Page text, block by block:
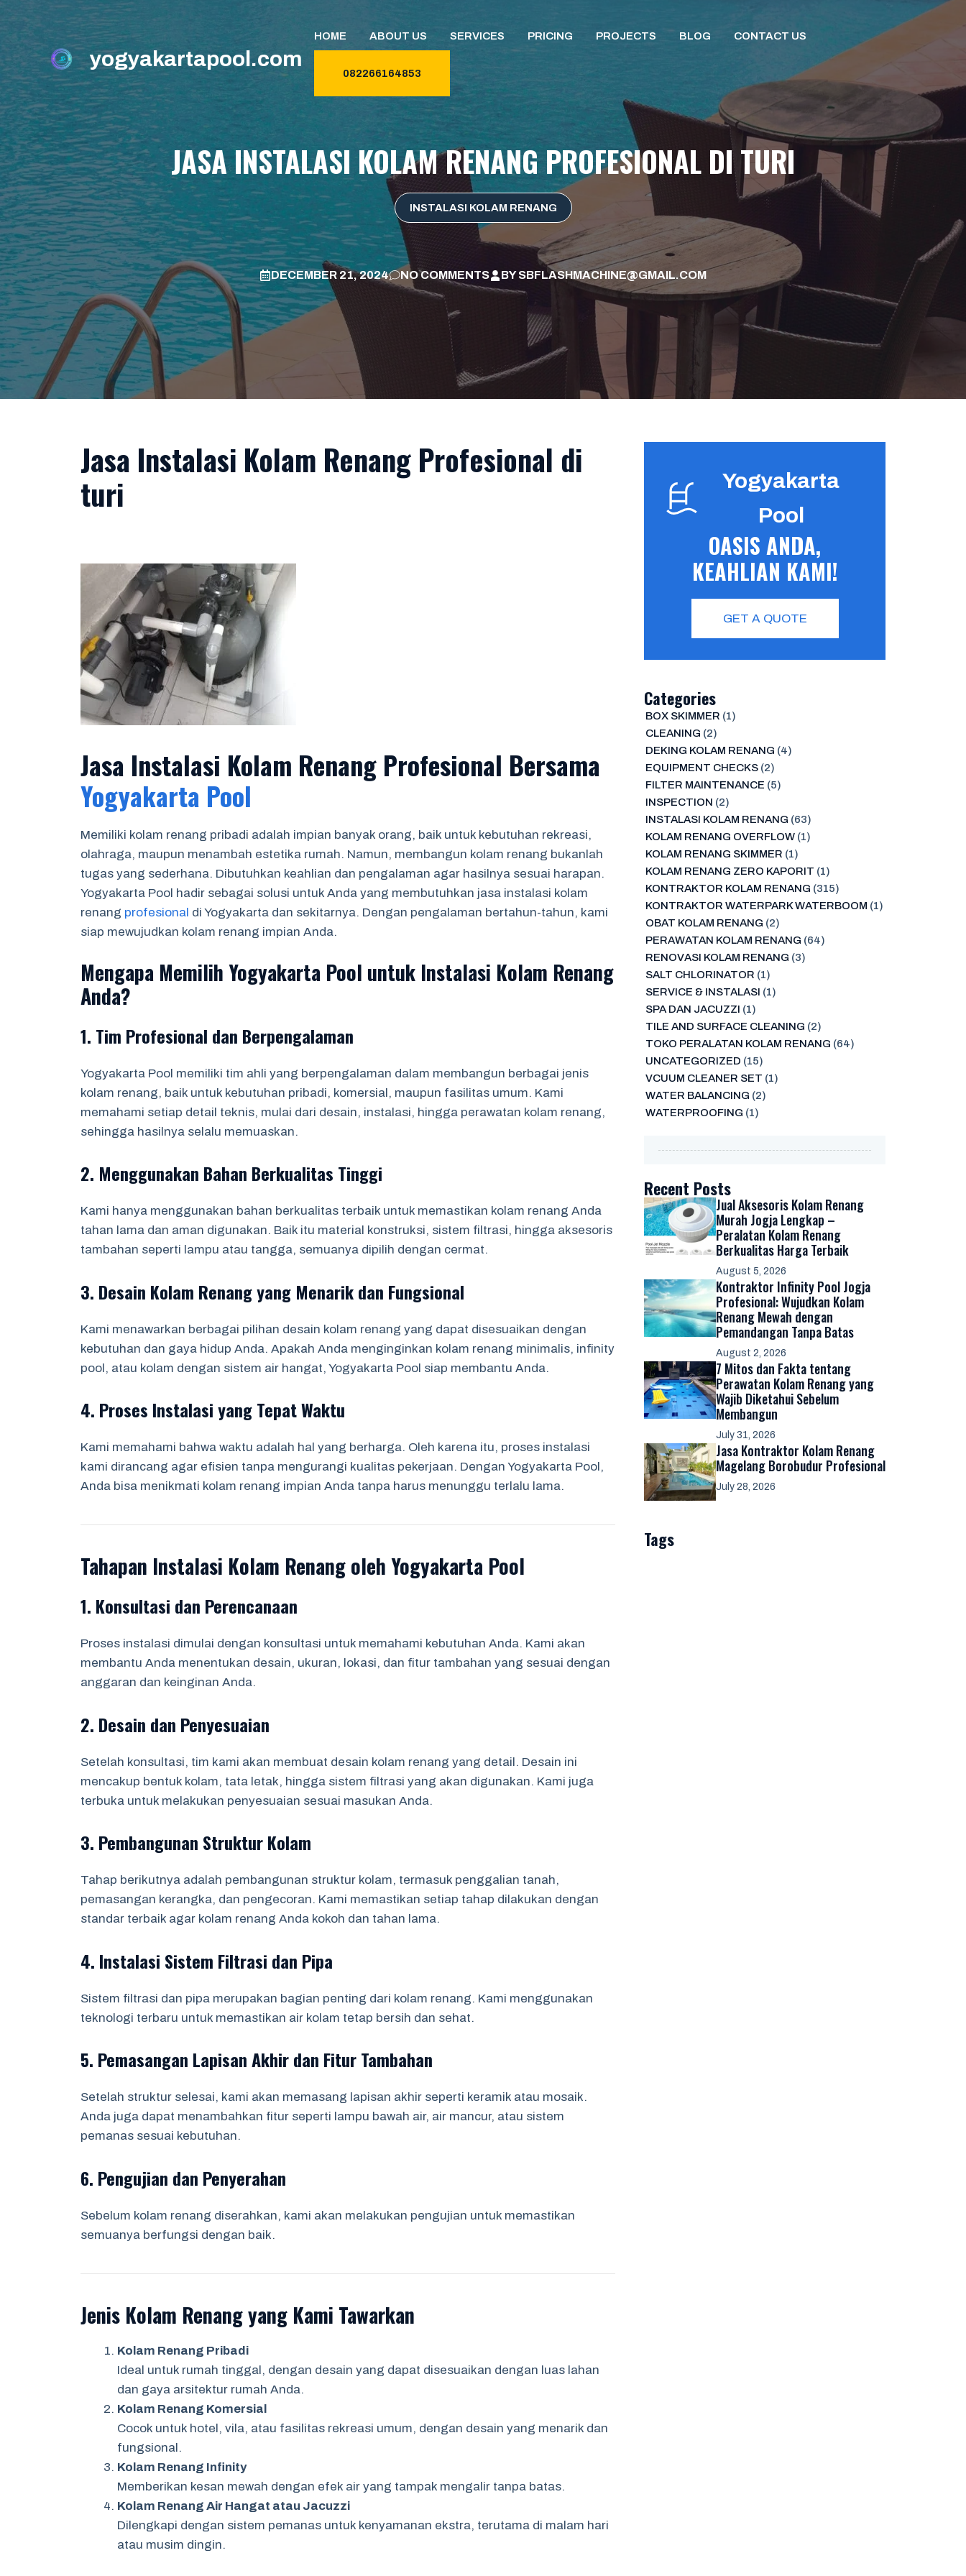
Skip
to
content
yogyakartapool.com
HOME ABOUT US SERVICES PRICING PROJECTS BLOG CONTACT US
082266164853
JASA INSTALASI KOLAM RENANG PROFESIONAL DI TURI
INSTALASI KOLAM RENANG
DECEMBER 21, 2024 NO COMMENTS BYSBFLASHMACHINE@GMAIL.COM
Jasa Instalasi Kolam Renang Profesional di
turi
Jasa Instalasi Kolam Renang Profesional Bersama
Yogyakarta Pool
Memiliki kolam renang pribadi adalah impian banyak orang, baik untuk kebutuhan rekreasi,
olahraga, maupun menambah estetika rumah. Namun, membangun kolam renang bukanlah
tugas yang sederhana. Dibutuhkan keahlian dan pengalaman agar hasilnya sesuai harapan.
Yogyakarta Pool hadir sebagai solusi untuk Anda yang membutuhkan jasa instalasi kolam
renang profesional di Yogyakarta dan sekitarnya. Dengan pengalaman bertahun-tahun, kami
siap mewujudkan kolam renang impian Anda.
Mengapa Memilih Yogyakarta Pool untuk Instalasi Kolam Renang
Anda?
1. Tim Profesional dan Berpengalaman
Yogyakarta Pool memiliki tim ahli yang berpengalaman dalam membangun berbagai jenis
kolam renang, baik untuk kebutuhan pribadi, komersial, maupun fasilitas umum. Kami
memahami setiap detail teknis, mulai dari desain, instalasi, hingga perawatan kolam renang,
sehingga hasilnya selalu memuaskan.
2. Menggunakan Bahan Berkualitas Tinggi
Kami hanya menggunakan bahan berkualitas terbaik untuk memastikan kolam renang Anda
tahan lama dan aman digunakan. Baik itu material konstruksi, sistem filtrasi, hingga aksesoris
tambahan seperti lampu atau tangga, semuanya dipilih dengan cermat.
3. Desain Kolam Renang yang Menarik dan Fungsional
Kami menawarkan berbagai pilihan desain kolam renang yang dapat disesuaikan dengan
kebutuhan dan gaya hidup Anda. Apakah Anda menginginkan kolam renang minimalis, infinity
pool, atau kolam dengan sistem air hangat, Yogyakarta Pool siap membantu Anda.
4. Proses Instalasi yang Tepat Waktu
Kami memahami bahwa waktu adalah hal yang berharga. Oleh karena itu, proses instalasi
kami dirancang agar efisien tanpa mengurangi kualitas pekerjaan. Dengan Yogyakarta Pool,
Anda bisa menikmati kolam renang impian Anda tanpa harus menunggu terlalu lama.
Tahapan Instalasi Kolam Renang oleh Yogyakarta Pool
1. Konsultasi dan Perencanaan
Proses instalasi dimulai dengan konsultasi untuk memahami kebutuhan Anda. Kami akan
membantu Anda menentukan desain, ukuran, lokasi, dan fitur tambahan yang sesuai dengan
anggaran dan keinginan Anda.
2. Desain dan Penyesuaian
Setelah konsultasi, tim kami akan membuat desain kolam renang yang detail. Desain ini
mencakup bentuk kolam, tata letak, hingga sistem filtrasi yang akan digunakan. Kami juga
terbuka untuk melakukan penyesuaian sesuai masukan Anda.
3. Pembangunan Struktur Kolam
Tahap berikutnya adalah pembangunan struktur kolam, termasuk penggalian tanah,
pemasangan kerangka, dan pengecoran. Kami memastikan setiap tahap dilakukan dengan
standar terbaik agar kolam renang Anda kokoh dan tahan lama.
4. Instalasi Sistem Filtrasi dan Pipa
Sistem filtrasi dan pipa merupakan bagian penting dari kolam renang. Kami menggunakan
teknologi terbaru untuk memastikan air kolam tetap bersih dan sehat.
5. Pemasangan Lapisan Akhir dan Fitur Tambahan
Setelah struktur selesai, kami akan memasang lapisan akhir seperti keramik atau mosaik.
Anda juga dapat menambahkan fitur seperti lampu bawah air, air mancur, atau sistem
pemanas sesuai kebutuhan.
6. Pengujian dan Penyerahan
Sebelum kolam renang diserahkan, kami akan melakukan pengujian untuk memastikan
semuanya berfungsi dengan baik.
Jenis Kolam Renang yang Kami Tawarkan
Kolam Renang Pribadi
Ideal untuk rumah tinggal, dengan desain yang dapat disesuaikan dengan luas lahan
dan gaya arsitektur rumah Anda.
Kolam Renang Komersial
Cocok untuk hotel, vila, atau fasilitas rekreasi umum, dengan desain yang menarik dan
fungsional.
Kolam Renang Infinity
Memberikan kesan mewah dengan efek air yang tampak mengalir tanpa batas.
Kolam Renang Air Hangat atau Jacuzzi
Dilengkapi dengan sistem pemanas untuk kenyamanan ekstra, terutama di malam hari
atau musim dingin.
Yogyakarta
Pool
OASIS ANDA,
KEAHLIAN KAMI!
GET A QUOTE
Categories
BOX SKIMMER (1)
CLEANING (2)
DEKING KOLAM RENANG (4)
EQUIPMENT CHECKS(2)
FILTER MAINTENANCE (5)
INSPECTION (2)
INSTALASI KOLAM RENANG (63)
KOLAM RENANG OVERFLOW(1)
KOLAM RENANG SKIMMER (1)
KOLAM RENANG ZERO KAPORIT (1)
KONTRAKTOR KOLAM RENANG (315)
KONTRAKTOR WATERPARK WATERBOOM (1)
OBAT KOLAM RENANG (2)
PERAWATAN KOLAM RENANG (64)
RENOVASI KOLAM RENANG (3)
SALT CHLORINATOR (1)
SERVICE & INSTALASI (1)
SPA DAN JACUZZI (1)
TILE AND SURFACE CLEANING (2)
TOKO PERALATAN KOLAM RENANG (64)
UNCATEGORIZED (15)
VCUUM CLEANER SET (1)
WATER BALANCING (2)
WATERPROOFING (1)
Recent Posts
Jual Aksesoris Kolam Renang
Murah Jogja Lengkap –
Peralatan Kolam Renang
Berkualitas Harga Terbaik
August 5, 2026
Kontraktor Infinity Pool Jogja
Profesional: Wujudkan Kolam
Renang Mewah dengan
Pemandangan Tanpa Batas
August 2, 2026
7 Mitos dan Fakta tentang
Perawatan Kolam Renang yang
Wajib Diketahui Sebelum
Membangun
July 31, 2026
Jasa Kontraktor Kolam Renang
Magelang Borobudur Profesional
July 28, 2026
Tags